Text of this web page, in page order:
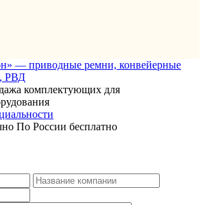
комплектующих для
По России бесплатно